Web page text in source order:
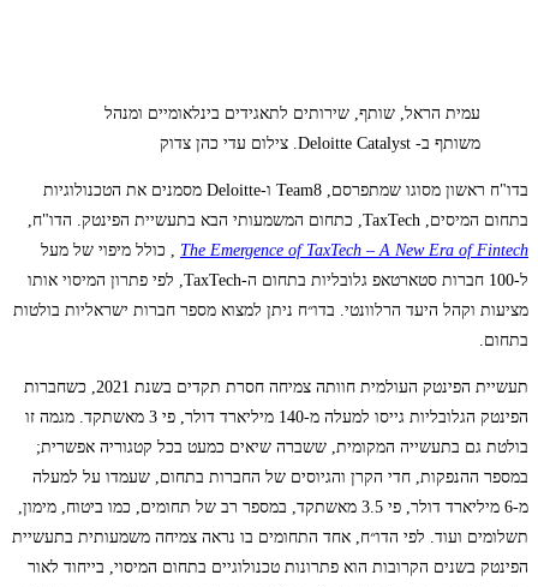
עמית הראל, שותף, שירותים לתאגידים בינלאומיים ומנהל
משותף ב- Deloitte Catalyst. צילום עדי כהן צדוק
בדו"ח ראשון מסוגו שמתפרסם, Team8 ו-Deloitte מסמנים את הטכנולוגיות
בתחום המיסים, TaxTech, כתחום המשמעותי הבא בתעשיית הפינטק. הדו"ח,
The Emergence of TaxTech – A New Era of Fintech , כולל מיפוי של מעל
ל-100 חברות סטארטאפ גלובליות בתחום ה-TaxTech, לפי פתרון המיסוי אותו
מציעות וקהל היעד הרלוונטי. בדו״ח ניתן למצוא מספר חברות ישראליות בולטות
בתחום.
תעשיית הפינטק העולמית חוותה צמיחה חסרת תקדים בשנת 2021, כשחברות
הפינטק הגלובליות גייסו למעלה מ-140 מיליארד דולר, פי 3 מאשתקד. מגמה זו
בולטת גם בתעשייה המקומית, ששברה שיאים כמעט בכל קטגוריה אפשרית;
במספר ההנפקות, חדי הקרן והגיוסים של החברות בתחום, שעמדו על למעלה
מ-6 מיליארד דולר, פי 3.5 מאשתקד, במספר רב של תחומים, כמו ביטוח, מימון,
תשלומים ועוד. לפי הדו״ח, אחד התחומים בו נראה צמיחה משמעותית בתעשיית
הפינטק בשנים הקרובות הוא פתרונות טכנולוגיים בתחום המיסוי, בייחוד לאור